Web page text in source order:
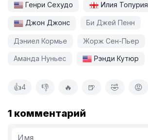
Генри Сехудо Илия Топурия
Джон Джонс Би Джей Пенн
Дэниел Кормье Жорж Сен-Пьер
Аманда Нуньес Рэнди Кутюр
👍4 👎 🔥 🍺 🤣 😡
1 комментарий